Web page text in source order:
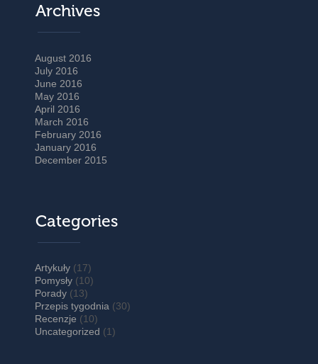
Archives
August 2016
July 2016
June 2016
May 2016
April 2016
March 2016
February 2016
January 2016
December 2015
Categories
Artykuły (17)
Pomysły (10)
Porady (13)
Przepis tygodnia (30)
Recenzje (10)
Uncategorized (1)